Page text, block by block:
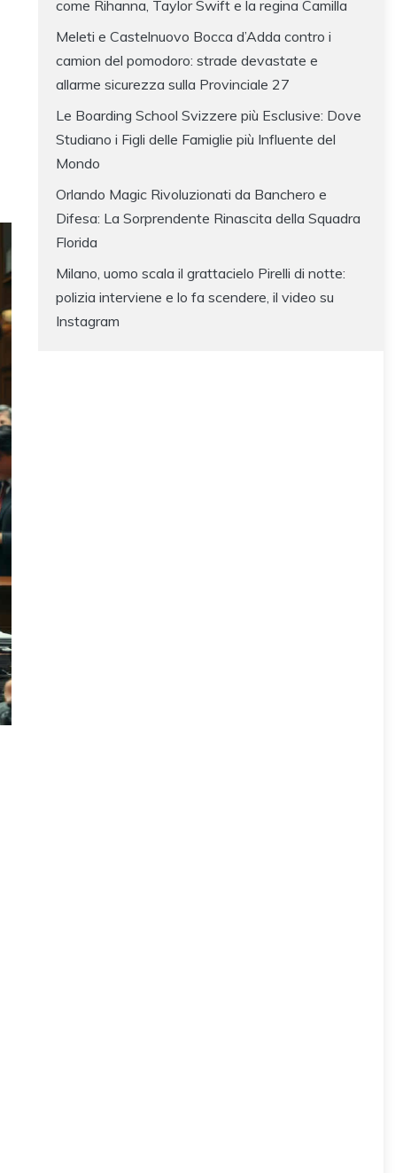
come Rihanna, Taylor Swift e la regina Camilla
Meleti e Castelnuovo Bocca d’Adda contro i
camion del pomodoro: strade devastate e
allarme sicurezza sulla Provinciale 27
Le Boarding School Svizzere più Esclusive: Dove
Studiano i Figli delle Famiglie più Influente del
Mondo
Orlando Magic Rivoluzionati da Banchero e
Difesa: La Sorprendente Rinascita della Squadra
Florida
Milano, uomo scala il grattacielo Pirelli di notte:
polizia interviene e lo fa scendere, il video su
Instagram